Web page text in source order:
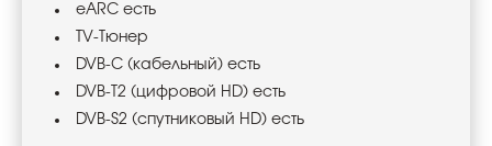
eARC есть
TV-Тюнер
DVB-C (кабельный) есть
DVB-T2 (цифровой HD) есть
DVB-S2 (спутниковый HD) есть